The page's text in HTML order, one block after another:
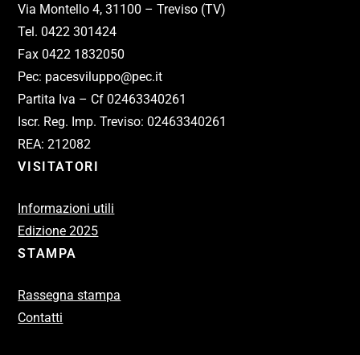
Via Montello 4, 31100 – Treviso (TV)
Tel. 0422 301424
Fax 0422 1832050
Pec: pacesviluppo@pec.it
Partita Iva – Cf 02463340261
Iscr. Reg. Imp. Treviso: 02463340261
REA: 212082
VISITATORI
Informazioni utili
Edizione 2025
STAMPA
Rassegna stampa
Contatti